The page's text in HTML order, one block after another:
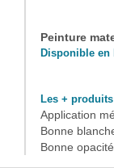
Peinture
Disponible en
Les + produits
Application
Bonne
Bonne opacité